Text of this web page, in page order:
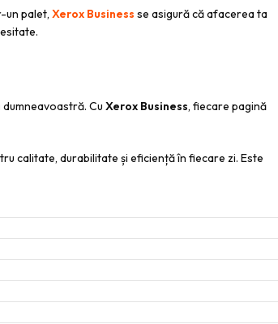
un palet, Xerox Business se asigură că afacerea ta
Cu Xerox Business, fiecare pagină
calitate, durabilitate și eficiență în fiecare zi. Este